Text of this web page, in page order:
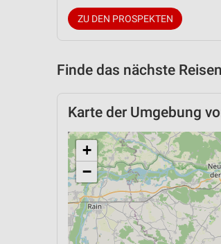
ZU DEN PROSPEKTEN
Finde das nächste
Karte der Umgebung
+
−